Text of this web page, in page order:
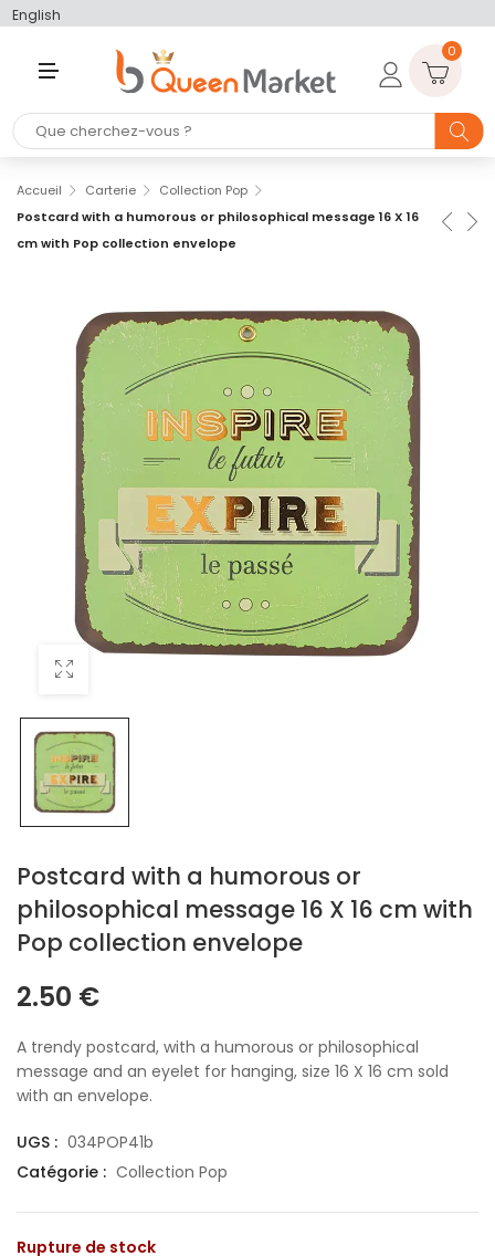
English
U
0
Accueil Carterie
Collection Pop
Postcard with a humorous or philosophical message 16 X 16
cm with Pop collection envelope
Postcard with a humorous or
philosophical message 16 X 16 cm with
Pop collection envelope
2.50 €
A trendy postcard, with a humorous or philosophical
message and an eyelet for hanging, size 16 X 16 cm sold
with an envelope.
UGS : 034POP41b
Catégorie : Collection Pop
Rupture de stock